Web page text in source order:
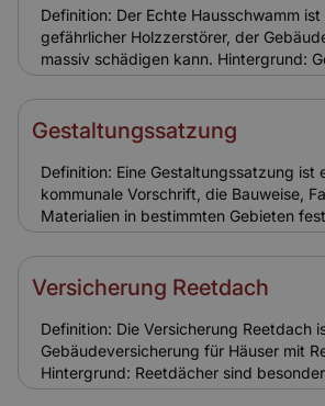
Erhaltungsaufwand. Relevanz für
solide Finanzierung stellt sicher, dass
fachgerecht erfolgen. Für
dies eine geringere
realistische Versicherungssummen.
Definition: Der Echte Hausschwamm ist
gefährlicher Holzzerstörer, der
massiv schädigen kann. Hintergrund:
Holzkonstruktionen in Ensemble-
gefährdet. Der Pilz breitet sich
verursacht hohe Sanierungskosten.
Versicherung: Schäden durch
meist nicht versichert, da sie als
Instandhaltungsproblem gelten.
hier selbst vorsorgen.
Gestaltungssatzung
Definition: Eine Gestaltungssatzung ist
kommunale Vorschrift, die Bauweise,
Materialien in bestimmten Gebieten
Hintergrund: In Ensemble- oder
dient sie dazu, das Ortsbild zu
müssen sich bei Sanierungen und
halten. Relevanz für Versicherung:
Gestaltungssatzungen führen zu
Sanierungskosten. Versicherungen
diese Auflagen bei der Kalkulation.
Versicherung Reetdach
Definition: Die Versicherung Reetdach
Gebäudeversicherung für Häuser mit
Hintergrund: Reetdächer sind
brandgefährdet und erfordern spezielle